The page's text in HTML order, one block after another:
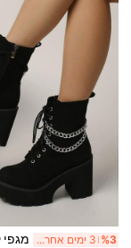
%3 3 ימים אחרונים